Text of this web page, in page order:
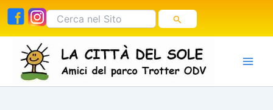
Vai
contenuto
Cerca: